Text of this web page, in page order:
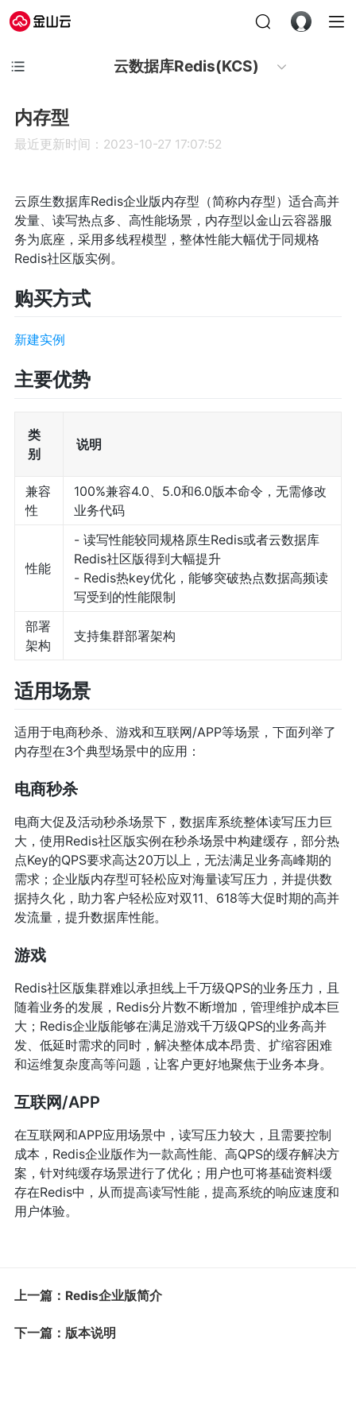
云数据库Redis(KCS)
内存型
最近更新时间：2023-10-27 17:07:52
云原生数据库Redis企业版内存型（简称内存型）适合高并
发量、读写热点多、高性能场景，内存型以金山云容器服
务为底座，采用多线程模型，整体性能大幅优于同规格
Redis社区版实例。
购买方式
新建实例
主要优势
类
别
说明
兼容
性
100%兼容4.0、5.0和6.0版本命令，无需修改
业务代码
性能
- 读写性能较同规格原生Redis或者云数据库
Redis社区版得到大幅提升
- Redis热key优化，能够突破热点数据高频读
写受到的性能限制
部署
架构
支持集群部署架构
适用场景
适用于电商秒杀、游戏和互联网/APP等场景，下面列举了
内存型在3个典型场景中的应用：
电商秒杀
电商大促及活动秒杀场景下，数据库系统整体读写压力巨
大，使用Redis社区版实例在秒杀场景中构建缓存，部分热
点Key的QPS要求高达20万以上，无法满足业务高峰期的
需求；企业版内存型可轻松应对海量读写压力，并提供数
据持久化，助力客户轻松应对双11、618等大促时期的高并
发流量，提升数据库性能。
游戏
Redis社区版集群难以承担线上千万级QPS的业务压力，且
随着业务的发展，Redis分片数不断增加，管理维护成本巨
大；Redis企业版能够在满足游戏千万级QPS的业务高并
发、低延时需求的同时，解决整体成本昂贵、扩缩容困难
和运维复杂度高等问题，让客户更好地聚焦于业务本身。
互联网/APP
在互联网和APP应用场景中，读写压力较大，且需要控制
成本，Redis企业版作为一款高性能、高QPS的缓存解决方
案，针对纯缓存场景进行了优化；用户也可将基础资料缓
存在Redis中，从而提高读写性能，提高系统的响应速度和
用户体验。
上一篇：Redis企业版简介
下一篇：版本说明